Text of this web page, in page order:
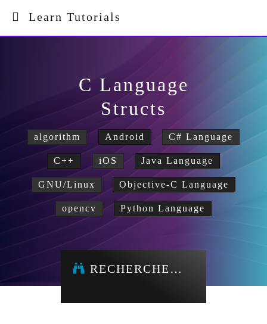
Learn Tutorials
C Language
Structs
algorithm Android C# Language
C++ iOS Java Language
GNU/Linux Objective-C Language
opencv Python Language
RECHERCHE…